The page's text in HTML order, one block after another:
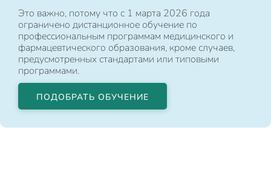
Это важно, потому что с 1 марта 2026 года
ограничено дистанционное обучение по
профессиональным программам медицинского и
фармацевтического образования, кроме случаев,
предусмотренных стандартами или типовыми
программами.
ПОДОБРАТЬ ОБУЧЕНИЕ